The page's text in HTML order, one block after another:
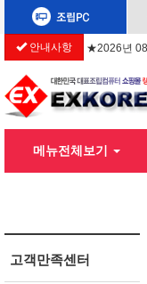
안내사항 ★2026년
메뉴전체보기
고객만족센터